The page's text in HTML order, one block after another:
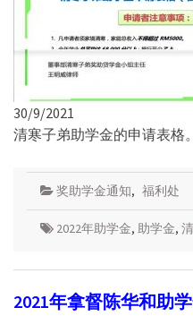
30/9/2021
清寒子弟助学金的申请表格
奖助学金通知, 福利处
2022年助学金, 助学金,
2021年拿督陈华和助